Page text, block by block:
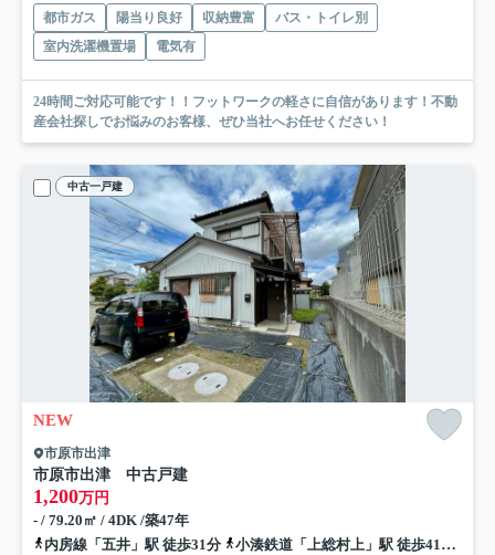
都市ガス 陽当り良好 収納豊富
バス・トイレ別
室内洗濯機置場
電気有
24時間ご対応可能です！！フットワークの軽さに自信があります！不動
産会社探しでお悩みのお客様、ぜひ当社へお任せください！
中古一戸建
NEW
市原市出津
市原市出津 中古戸建
1,200万円
- / 79.20㎡ / 4DK /築47年
内房線「五井」駅 徒歩31分
小湊鉄道「上総村上」駅 徒歩41分